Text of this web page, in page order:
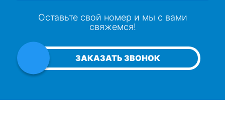
ЗАКАЗАТЬ ЗВОНОК
Оставьте свой номер и мы с вами
свяжемся!